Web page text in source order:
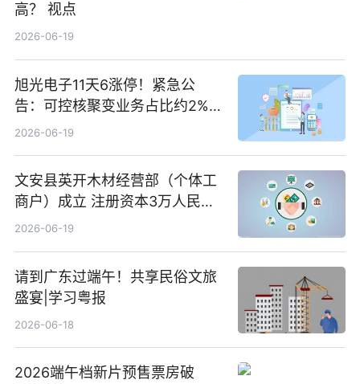
高？ 视点
2026-06-19
旭光电子11天6涨停！紧急公
告：可控核聚变业务占比约2%！
前沿热点
2026-06-19
文安县英开木材经营部（个体工
商户）成立 注册资本3万人民币
新要闻
2026-06-19
请到广东过端午！共享民俗文旅
盛宴|学习粤报
2026-06-18
2026端午档新片预售票房破